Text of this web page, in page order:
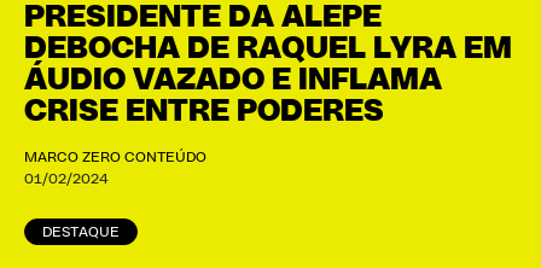
PRESIDENTE DA ALEPE
DEBOCHA DE RAQUEL LYRA EM
ÁUDIO VAZADO E INFLAMA
CRISE ENTRE PODERES
MARCO ZERO CONTEÚDO
01/02/2024
DESTAQUE